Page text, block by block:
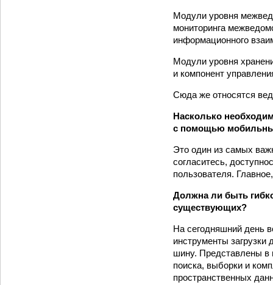
Модули уровня
мониторинга
информационного
Модули уровня
и компонент
Сюда же относятся
Насколько
с помощью
Это один из самых
согласитесь,
пользователя.
Должна ли быть
существующих?
На сегодняшний день
инструменты
шину. Представлены в
поиска, выборки и
пространственных